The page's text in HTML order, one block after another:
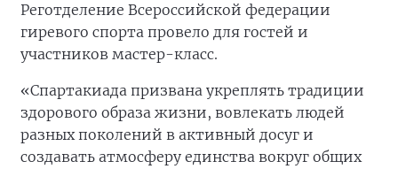
Реготделение Всероссийской федерации
гиревого спорта провело для гостей и
участников мастер-класс.
«Спартакиада призвана укреплять традиции
здорового образа жизни, вовлекать людей
разных поколений в активный досуг и
создавать атмосферу единства вокруг общих